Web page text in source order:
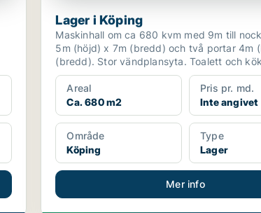
Lager i Köping
Maskinhall om ca 680 kvm med 9m till
5m (höjd) x 7m (bredd) och två portar 4m
(bredd). Stor vändplansyta. Toalett och
matpl...
Areal
Ca. 680 m2
Pris pr. md.
Inte angivet
Område
Köping
Type
Lager
Mer info